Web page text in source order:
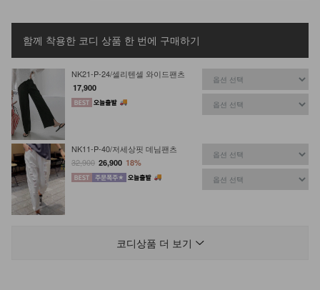
함께 착용한 코디 상품 한 번에 구매하기
NK21-P-24/셀리텐셀 와이드팬츠
17,900
NK11-P-40/저세상핏 데님팬츠
32,900 26,900 18%
35,900 10%
코디상품 더 보기